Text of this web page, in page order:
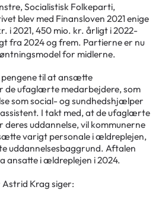
Socialistisk Folkeparti,
blev med Finansloven 2021 enige
i 2021, 450 mio. kr. årligt i 2022-
fra 2024 og frem. Partierne er nu
for midlerne.
pengene til at ansætte
de ufaglærte medarbejdere, som
som social- og sundhedshjælper
I takt med, at de ufaglærte
uddannelse, vil kommunerne
varigt personale i ældreplejen,
uddannelsesbaggrund. Aftalen
ansatte i ældreplejen i 2024.
Krag siger: